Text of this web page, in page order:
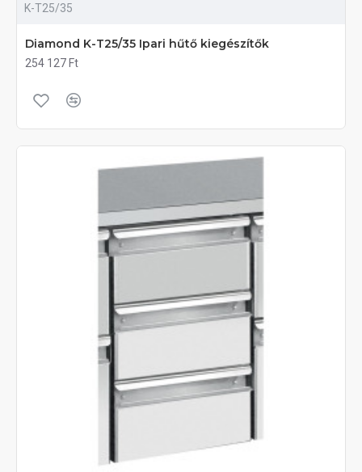
K-T25/35
Diamond K-T25/35 Ipari hűtő kiegészítők
254 127 Ft